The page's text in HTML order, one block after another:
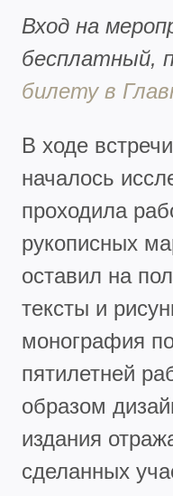
Вход на
бесплатный,
билету в
В ходе
началось
проходила
рукописных
оставил на
тексты и
монография
пятилетней
образом
издания
сделанных